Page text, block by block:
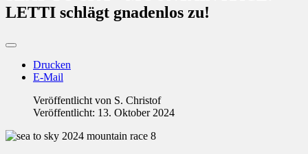
LETTI schlägt gnadenlos zu!
Drucken
E-Mail
Veröffentlicht von S. Christof
Veröffentlicht: 13. Oktober 2024